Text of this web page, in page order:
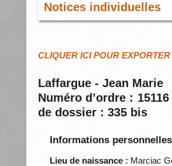
Notices individuelles
CLIQUER ICI POUR
Laffargue - Jean Marie
Numéro d’ordre :
de dossier : 335 bis
Informations personnelles
Lieu de naissance : Marciac